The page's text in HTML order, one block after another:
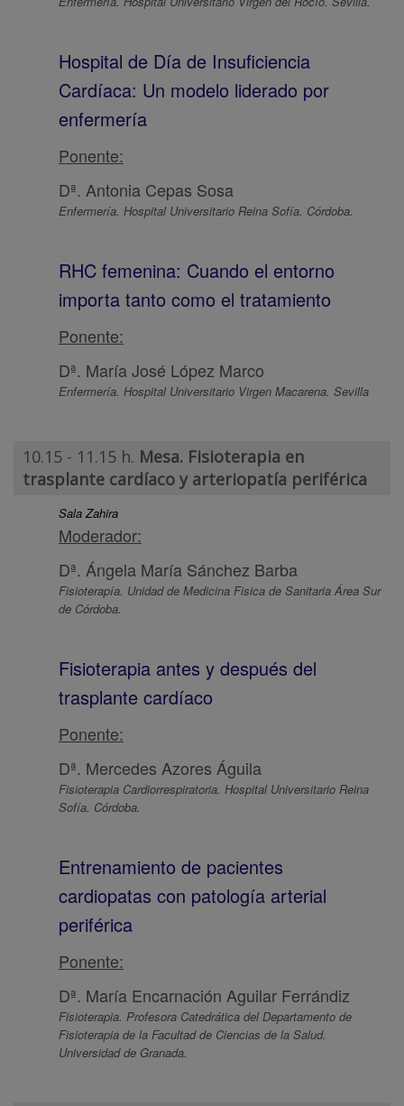
Hospital de Día de Insuficiencia
Cardíaca: Un modelo liderado por
enfermería
Ponente:
Dª. Antonia Cepas Sosa
Enfermería. Hospital Universitario Reina Sofía. Córdoba.
RHC femenina: Cuando el entorno
importa tanto como el tratamiento
Ponente:
Dª. María José López Marco
Enfermería. Hospital Universitario Virgen Macarena. Sevilla
10.15 - 11.15 h. Mesa. Fisioterapia en
trasplante cardíaco y arteriopatía periférica
Sala Zahira
Moderador:
Dª. Ángela María Sánchez Barba
Fisioterapía. Unidad de Medicina Fisica de Sanitaria Área Sur
de Córdoba.
Fisioterapia antes y después del
trasplante cardíaco
Ponente:
Dª. Mercedes Azores Águila
Fisioterapia Cardiorrespiratoria. Hospital Universitario Reina
Sofía. Córdoba.
Entrenamiento de pacientes
cardiopatas con patología arterial
periférica
Ponente:
Dª. María Encarnación Aguilar Ferrándiz
Fisioterapia. Profesora Catedrática del Departamento de
Fisioterapia de la Facultad de Ciencias de la Salud.
Universidad de Granada.